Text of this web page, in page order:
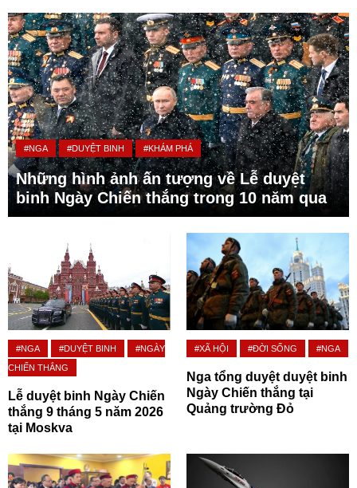
#NGA #DUYỆT BINH #KHÁM PHÁ
Những hình ảnh ấn tượng về Lễ duyệt
binh Ngày Chiến thắng trong 10 năm qua
#NGA #DUYỆT BINH
#NGÀY
CHIẾN THẮNG
Lễ duyệt binh Ngày Chiến
thắng 9 tháng 5 năm 2026
tại Moskva
#XÃ HỘI #ĐỜI SỐNG #NGA
Nga tổng duyệt duyệt binh
Ngày Chiến thắng tại
Quảng trường Đỏ